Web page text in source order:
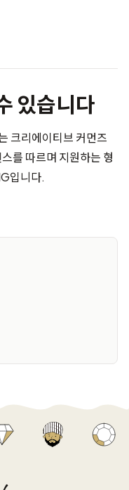
있습니다
크리에이티브 커먼즈
를 따르며 지원하는 형
입니다.